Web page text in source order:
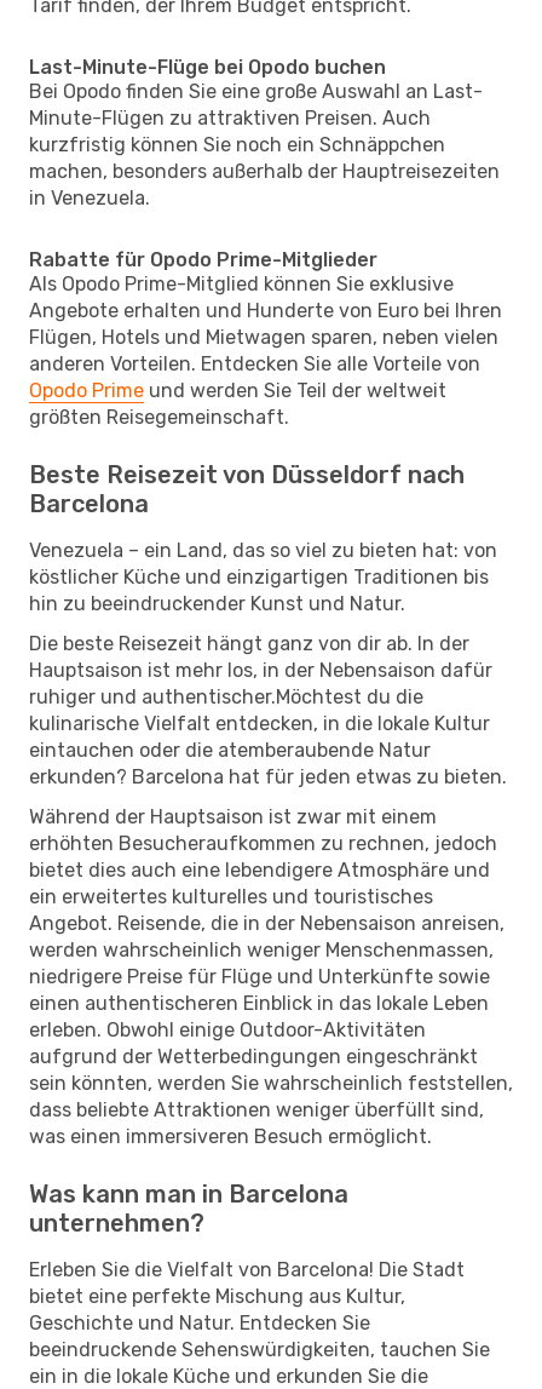
Tarif finden, der Ihrem Budget entspricht.
Last-Minute-Flüge bei Opodo buchen
Bei Opodo finden Sie eine große Auswahl an Last-
Minute-Flügen zu attraktiven Preisen. Auch
kurzfristig können Sie noch ein Schnäppchen
machen, besonders außerhalb der Hauptreisezeiten
in Venezuela.
Rabatte für Opodo Prime-Mitglieder
Als Opodo Prime-Mitglied können Sie exklusive
Angebote erhalten und Hunderte von Euro bei Ihren
Flügen, Hotels und Mietwagen sparen, neben vielen
anderen Vorteilen. Entdecken Sie alle Vorteile von
Opodo Prime und werden Sie Teil der weltweit
größten Reisegemeinschaft.
Beste Reisezeit von Düsseldorf nach
Barcelona
Venezuela – ein Land, das so viel zu bieten hat: von
köstlicher Küche und einzigartigen Traditionen bis
hin zu beeindruckender Kunst und Natur.
Die beste Reisezeit hängt ganz von dir ab. In der
Hauptsaison ist mehr los, in der Nebensaison dafür
ruhiger und authentischer.Möchtest du die
kulinarische Vielfalt entdecken, in die lokale Kultur
eintauchen oder die atemberaubende Natur
erkunden? Barcelona hat für jeden etwas zu bieten.
Während der Hauptsaison ist zwar mit einem
erhöhten Besucheraufkommen zu rechnen, jedoch
bietet dies auch eine lebendigere Atmosphäre und
ein erweitertes kulturelles und touristisches
Angebot. Reisende, die in der Nebensaison anreisen,
werden wahrscheinlich weniger Menschenmassen,
niedrigere Preise für Flüge und Unterkünfte sowie
einen authentischeren Einblick in das lokale Leben
erleben. Obwohl einige Outdoor-Aktivitäten
aufgrund der Wetterbedingungen eingeschränkt
sein könnten, werden Sie wahrscheinlich feststellen,
dass beliebte Attraktionen weniger überfüllt sind,
was einen immersiveren Besuch ermöglicht.
Was kann man in Barcelona
unternehmen?
Erleben Sie die Vielfalt von Barcelona! Die Stadt
bietet eine perfekte Mischung aus Kultur,
Geschichte und Natur. Entdecken Sie
beeindruckende Sehenswürdigkeiten, tauchen Sie
ein in die lokale Küche und erkunden Sie die